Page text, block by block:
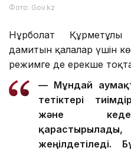
Фото: Gov.kz
Нұрболат
дамитын қалалар үшін
режимге де ерекше
— Мұндай
тетіктері
және